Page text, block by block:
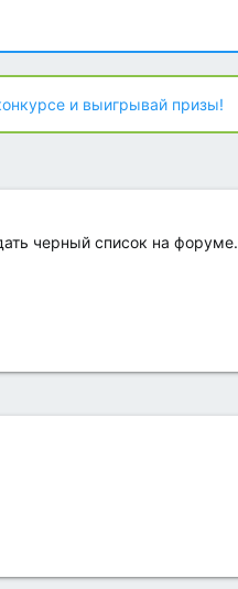
и выигрывай призы!
черный список на форуме.